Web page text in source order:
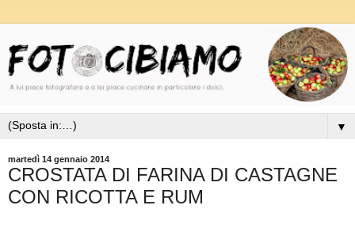
▼
martedì 14 gennaio 2014
CROSTATA DI FARINA DI CASTAGNE
CON RICOTTA E RUM